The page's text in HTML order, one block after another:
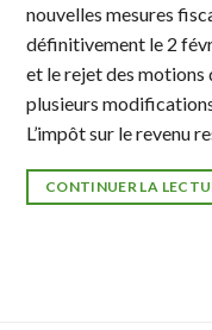
nouvelles mesures
définitivement le 2
et le rejet des motions
plusieurs
L’impôt sur le revenu
CONTINUER LA